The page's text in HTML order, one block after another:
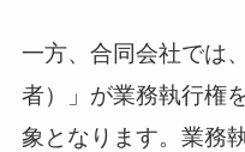
一方、合同会社では
者）」が業務執行権
象となります。業務